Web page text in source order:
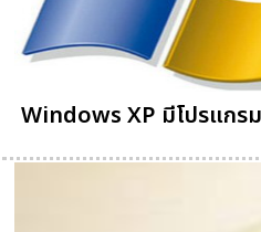
Windows XP มีโปรแกร